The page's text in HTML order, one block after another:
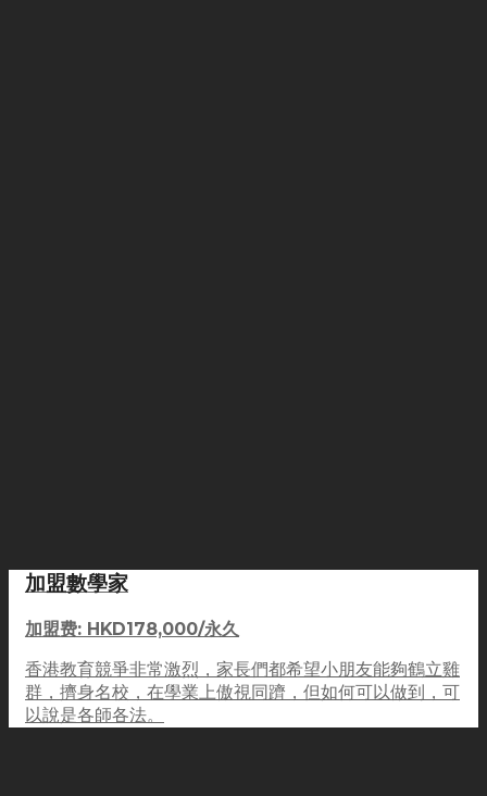
加盟數學家
加盟费: HKD178,000/永久
香港教育競爭非常激烈，家長們都希望小朋友能夠鶴立雞
群，擠身名校，在學業上傲視同躋，但如何可以做到，可
以說是各師各法。